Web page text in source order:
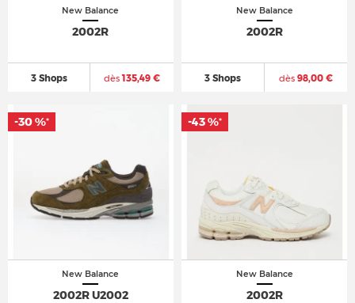
New Balance
2002R
3 Shops dès135,49 €
New Balance
2002R
3 Shops dès98,00 €
New Balance
2002R U2002
-30 %*
New Balance
2002R
-43 %*